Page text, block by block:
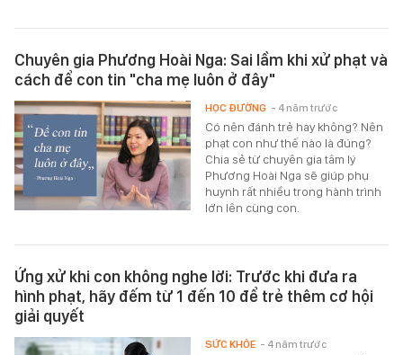
Chuyên gia Phương Hoài Nga: Sai lầm khi xử phạt và
cách để con tin "cha mẹ luôn ở đây"
Có nên đánh trẻ hay không? Nên
phạt con như thế nào là đúng?
Chia sẻ từ chuyên gia tâm lý
Phương Hoài Nga sẽ giúp phụ
huynh rất nhiều trong hành trình
lớn lên cùng con.
HỌC ĐƯỜNG - 4 năm trước
Ứng xử khi con không nghe lời: Trước khi đưa ra
hình phạt, hãy đếm từ 1 đến 10 để trẻ thêm cơ hội
giải quyết
SỨC KHỎE - 4 năm trước